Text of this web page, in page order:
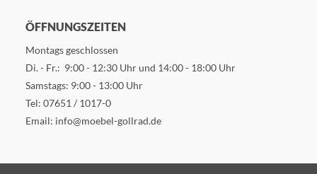
ÖFFNUNGSZEITEN
Montags geschlossen
Di. - Fr.: 9:00 - 12:30 Uhr und 14:00 - 18:00 Uhr
Samstags: 9:00 - 13:00 Uhr
Tel: 07651 / 1017-0
Email: info@moebel-gollrad.de